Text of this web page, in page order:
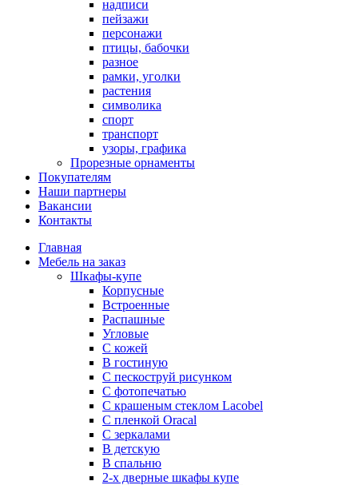
надписи
пейзажи
персонажи
птицы, бабочки
разное
рамки, уголки
растения
символика
спорт
транспорт
узоры, графика
Прорезные орнаменты
Покупателям
Наши партнеры
Вакансии
Контакты
Главная
Мебель на заказ
Шкафы-купе
Корпусные
Встроенные
Распашные
Угловые
С кожей
В гостиную
С пескоструй рисунком
С фотопечатью
С крашеным стеклом Lacobel
С пленкой Oracal
С зеркалами
В детскую
В спальню
2-х дверные шкафы купе